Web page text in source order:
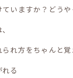
ていますか？どうや
られ方をちゃんと覚
る